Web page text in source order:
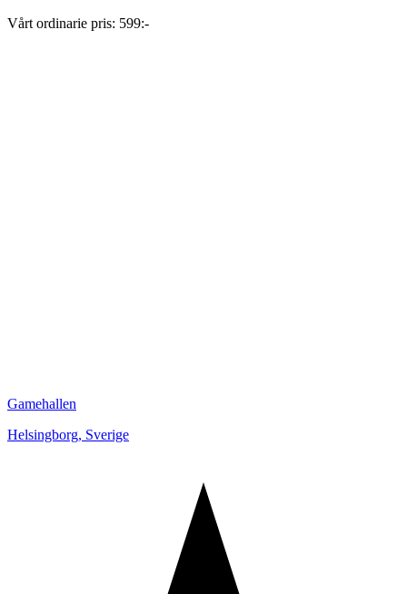
Vårt ordinarie pris: 599:-
Gamehallen
Helsingborg, Sverige